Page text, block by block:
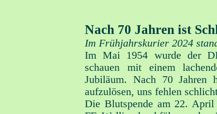
Nach 70 Jahren ist
Im Frühjahrskurier 2024
Im Mai 1954 wurde der
schauen mit einem
Jubiläum. Nach 70 Jahren
aufzulösen, uns fehlen
Die Blutspende am 22.